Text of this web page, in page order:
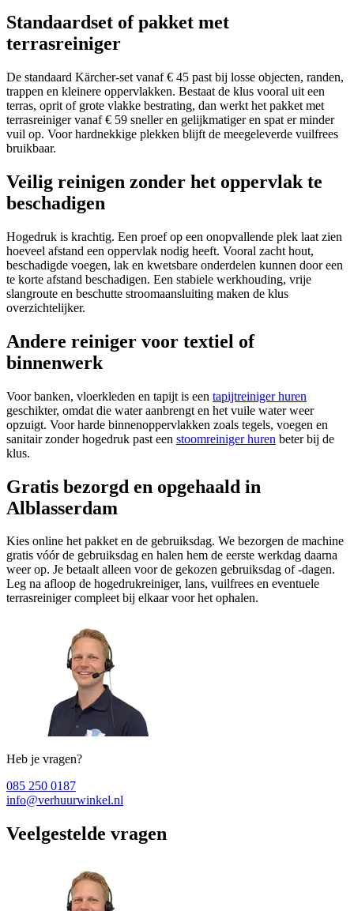
Standaardset of pakket met
terrasreiniger
De standaard Kärcher-set vanaf € 45 past bij losse objecten, randen,
trappen en kleinere oppervlakken. Bestaat de klus vooral uit een
terras, oprit of grote vlakke bestrating, dan werkt het pakket met
terrasreiniger vanaf € 59 sneller en gelijkmatiger en spat er minder
vuil op. Voor hardnekkige plekken blijft de meegeleverde vuilfrees
bruikbaar.
Veilig reinigen zonder het oppervlak te
beschadigen
Hogedruk is krachtig. Een proef op een onopvallende plek laat zien
hoeveel afstand een oppervlak nodig heeft. Vooral zacht hout,
beschadigde voegen, lak en kwetsbare onderdelen kunnen door een
te korte afstand beschadigen. Een stabiele werkhouding, vrije
slangroute en beschutte stroomaansluiting maken de klus
overzichtelijker.
Andere reiniger voor textiel of
binnenwerk
Voor banken, vloerkleden en tapijt is een tapijtreiniger huren
geschikter, omdat die water aanbrengt en het vuile water weer
opzuigt. Voor harde binnenoppervlakken zoals tegels, voegen en
sanitair zonder hogedruk past een stoomreiniger huren beter bij de
klus.
Gratis bezorgd en opgehaald in
Alblasserdam
Kies online het pakket en de gebruiksdag. We bezorgen de machine
gratis vóór de gebruiksdag en halen hem de eerste werkdag daarna
weer op. Je betaalt alleen voor de gekozen gebruiksdag of -dagen.
Leg na afloop de hogedrukreiniger, lans, vuilfrees en eventuele
terrasreiniger compleet bij elkaar voor het ophalen.
Heb je vragen?
085 250 0187
info@verhuurwinkel.nl
Veelgestelde vragen